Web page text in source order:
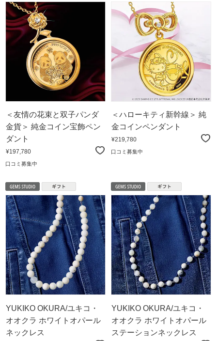
＜友情の花束と双子パンダ
金貨＞ 純金コイン宝飾ペン
ダント
¥197,780
口コミ募集中
＜ハローキティ新幹線＞ 純
金コインペンダント
¥219,780
口コミ募集中
YUKIKO OKURA/ユキコ・
オオクラ ホワイトオパール
ネックレス
YUKIKO OKURA/ユキコ・
オオクラ ホワイトオパール
ステーションネックレス